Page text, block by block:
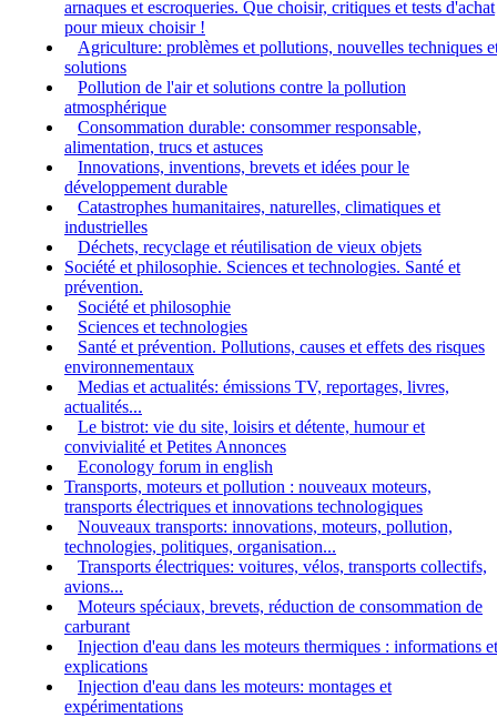
arnaques et escroqueries. Que choisir, critiques et tests d'achat
pour mieux choisir !
Agriculture: problèmes et pollutions, nouvelles techniques
solutions
Pollution de l'air et solutions contre la pollution
atmosphérique
Consommation durable: consommer responsable,
alimentation, trucs et astuces
Innovations, inventions, brevets et idées pour le
développement durable
Catastrophes humanitaires, naturelles, climatiques et
industrielles
Déchets, recyclage et réutilisation de vieux objets
Société et philosophie. Sciences et technologies. Santé et
prévention.
Société et philosophie
Sciences et technologies
Santé et prévention. Pollutions, causes et effets des risques
environnementaux
Medias et actualités: émissions TV, reportages, livres,
actualités...
Le bistrot: vie du site, loisirs et détente, humour et
convivialité et Petites Annonces
Econology forum in english
Transports, moteurs et pollution : nouveaux moteurs,
transports électriques et innovations technologiques
Nouveaux transports: innovations, moteurs, pollution,
technologies, politiques, organisation...
Transports électriques: voitures, vélos, transports collectifs,
avions...
Moteurs spéciaux, brevets, réduction de consommation de
carburant
Injection d'eau dans les moteurs thermiques : informations et
explications
Injection d'eau dans les moteurs: montages et
expérimentations